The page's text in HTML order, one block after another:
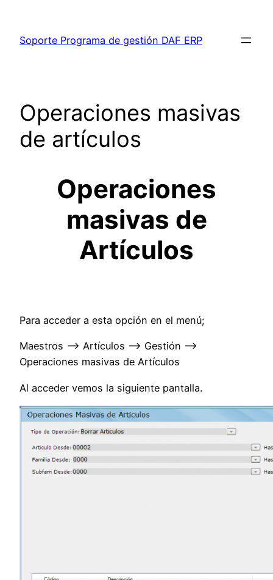
contenido
Soporte Programa de gestión DAF ERP
Operaciones masivas
de artículos
Operaciones
masivas de
Artículos
Para acceder a esta opción en el menú;
Maestros –> Artículos –> Gestión –>
Operaciones masivas de Artículos
Al acceder vemos la siguiente pantalla.